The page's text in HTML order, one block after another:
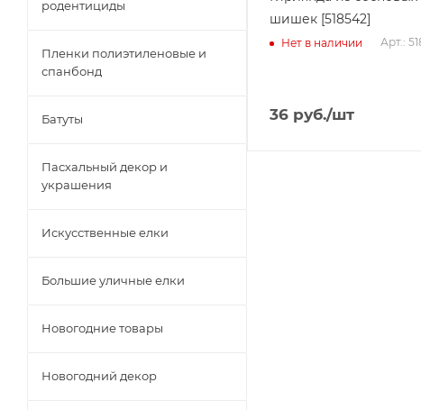
шишек [518542]
Нет в наличии Арт.:
36 руб./шт
родентициды
Пленки полиэтиленовые и
спанбонд
Батуты
Пасхальный декор и
украшения
Искусственные елки
Большие уличные елки
Новогодние товары
Новогодний декор